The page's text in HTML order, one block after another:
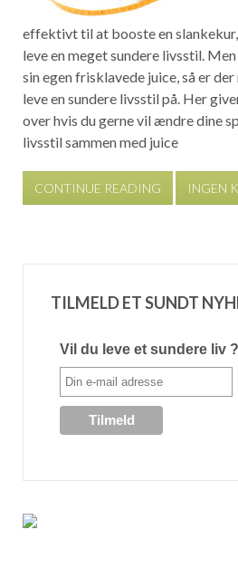
effektivt til at booste en
leve en meget sundere livsstil.
sin egen frisklavede juice, så er
leve en sundere livsstil på. Her
over hvis du gerne vil ændre dine
livsstil sammen med juice
CONTINUE READING INGEN
TILMELD ET SUNDT
Vil du leve et sundere liv ?